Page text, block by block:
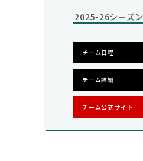
2025-26シーズン
チーム日程
チーム詳細
チーム公式サイト